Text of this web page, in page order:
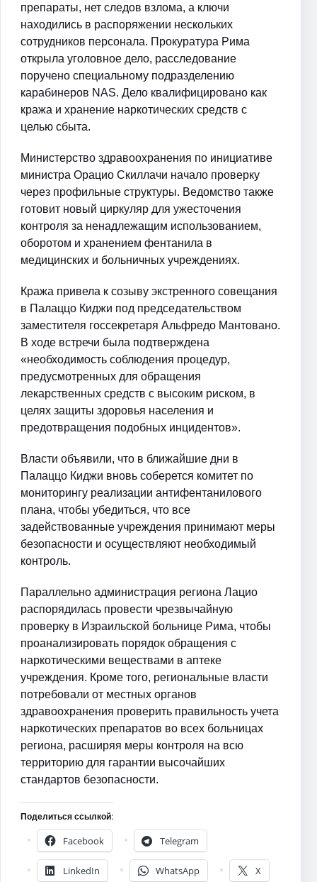
препараты, нет следов взлома, а ключи
находились в распоряжении нескольких
сотрудников персонала. Прокуратура Рима
открыла уголовное дело, расследование
поручено специальному подразделению
карабинеров NAS. Дело квалифицировано как
кража и хранение наркотических средств с
целью сбыта.
Министерство здравоохранения по инициативе
министра Орацио Скиллачи начало проверку
через профильные структуры. Ведомство также
готовит новый циркуляр для ужесточения
контроля за ненадлежащим использованием,
оборотом и хранением фентанила в
медицинских и больничных учреждениях.
Кража привела к созыву экстренного совещания
в Палаццо Киджи под председательством
заместителя госсекретаря Альфредо Мантовано.
В ходе встречи была подтверждена
«необходимость соблюдения процедур,
предусмотренных для обращения
лекарственных средств с высоким риском, в
целях защиты здоровья населения и
предотвращения подобных инцидентов».
Власти объявили, что в ближайшие дни в
Палаццо Киджи вновь соберется комитет по
мониторингу реализации антифентанилового
плана, чтобы убедиться, что все
задействованные учреждения принимают меры
безопасности и осуществляют необходимый
контроль.
Параллельно администрация региона Лацио
распорядилась провести чрезвычайную
проверку в Израильской больнице Рима, чтобы
проанализировать порядок обращения с
наркотическими веществами в аптеке
учреждения. Кроме того, региональные власти
потребовали от местных органов
здравоохранения проверить правильность учета
наркотических препаратов во всех больницах
региона, расширяя меры контроля на всю
территорию для гарантии высочайших
стандартов безопасности.
Поделиться ссылкой:
Facebook
Telegram
LinkedIn WhatsApp X